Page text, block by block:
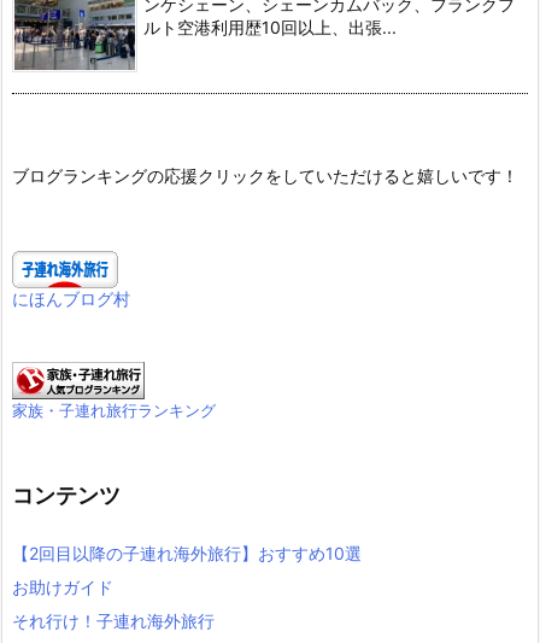
ンケシェーン、シェーンカムバック、フランクフ
ルト空港利用歴10回以上、出張...
ブログランキングの応援クリックをしていただけると嬉しいです！
にほんブログ村
家族・子連れ旅行ランキング
コンテンツ
【2回目以降の子連れ海外旅行】おすすめ10選
お助けガイド
それ行け！子連れ海外旅行